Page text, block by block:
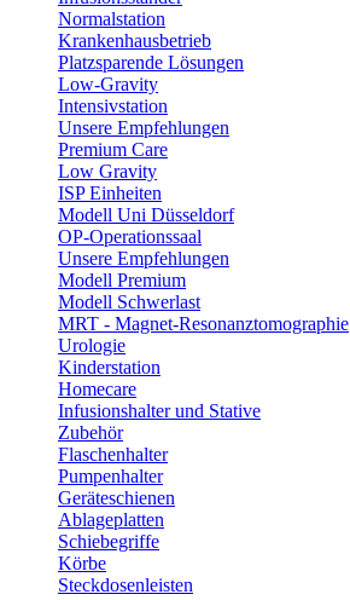
Normalstation
Krankenhausbetrieb
Platzsparende Lösungen
Low-Gravity
Intensivstation
Unsere Empfehlungen
Premium Care
Low Gravity
ISP Einheiten
Modell Uni Düsseldorf
OP-Operationssaal
Unsere Empfehlungen
Modell Premium
Modell Schwerlast
MRT - Magnet-Resonanztomographie
Urologie
Kinderstation
Homecare
Infusionshalter und Stative
Zubehör
Flaschenhalter
Pumpenhalter
Geräteschienen
Ablageplatten
Schiebegriffe
Körbe
Steckdosenleisten